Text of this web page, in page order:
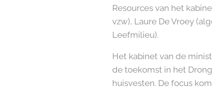
Resources van het
vzw), Laure De Vroey
Leefmilieu).
Het kabinet van de
de toekomst in het
huisvesten. De focus